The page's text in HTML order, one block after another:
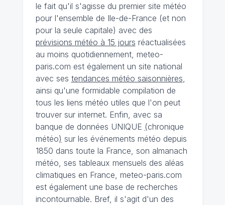
le fait qu'il s'agisse du premier site météo
pour l'ensemble de Ile-de-France (et non
pour la seule capitale) avec des
prévisions météo à 15 jours réactualisées
au moins quotidiennement, meteo-
paris.com est également un site national
avec ses tendances météo saisonnières,
ainsi qu'une formidable compilation de
tous les liens météo utiles que l'on peut
trouver sur internet. Enfin, avec sa
banque de données UNIQUE (chronique
météo) sur les événements météo depuis
1850 dans toute la France, son almanach
météo, ses tableaux mensuels des aléas
climatiques en France, meteo-paris.com
est également une base de recherches
incontournable. Bref, il s'agit d'un des